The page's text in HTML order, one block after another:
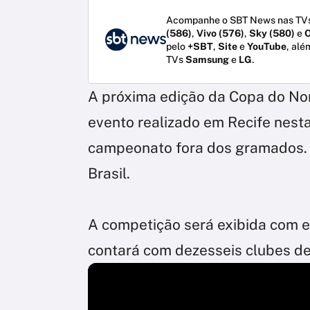
Acompanhe o SBT News nas
(586), Vivo (576), Sky (580) e
pelo+SBT, SiteeYouTube,
TVsSamsunge LG.
A próxima edição da Copa do
evento realizado em Recife
campeonato fora dos
Brasil.
A competição será exibida com
contará com dezesseis clubes